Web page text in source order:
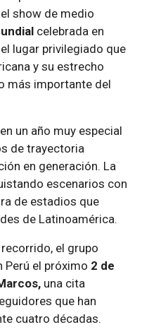
show de medio
celebrada en
lugar privilegiado que
y su estrecho
más importante del
un año muy especial
de trayectoria
en generación. La
escenarios con
de estadios que
de Latinoamérica.
el grupo
Perú el próximo 2 de
una cita
que han
cuatro décadas.